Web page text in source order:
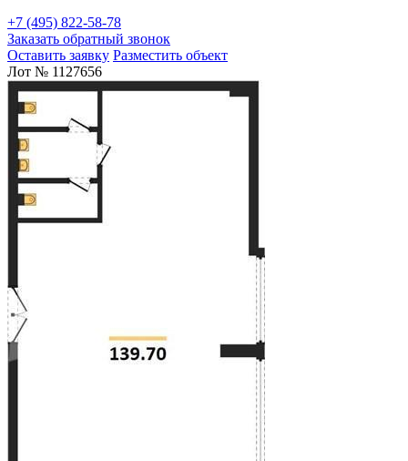
+7 (495) 822-58-78
Заказать обратный звонок
Оставить заявку Разместить объект
Лот № 1127656